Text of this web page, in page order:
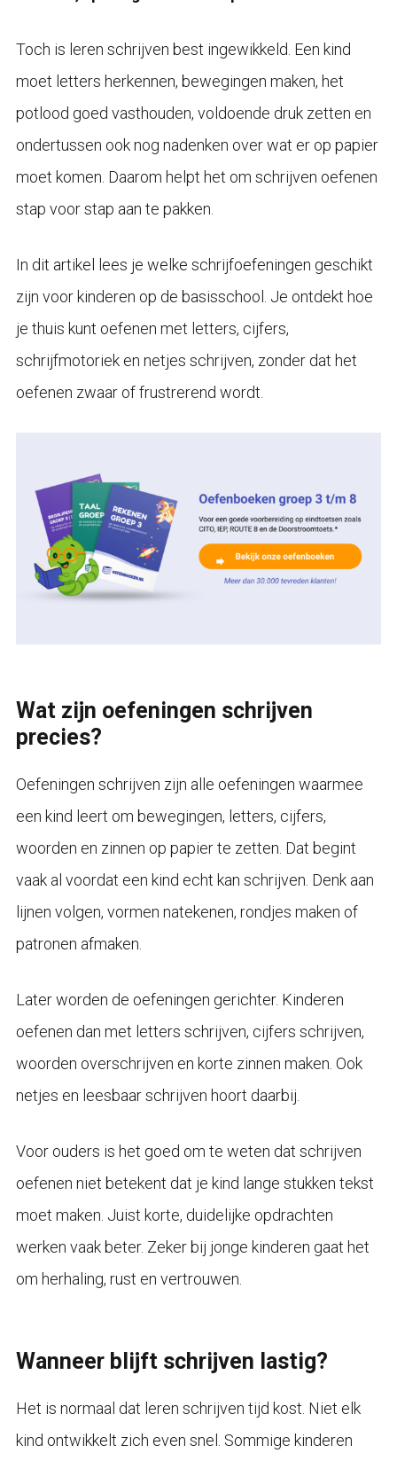
Toch is leren schrijven best ingewikkeld. Een kind
moet letters herkennen, bewegingen maken, het
potlood goed vasthouden, voldoende druk zetten en
ondertussen ook nog nadenken over wat er op papier
moet komen. Daarom helpt het om schrijven oefenen
stap voor stap aan te pakken.
In dit artikel lees je welke schrijfoefeningen geschikt
zijn voor kinderen op de basisschool. Je ontdekt hoe
je thuis kunt oefenen met letters, cijfers,
schrijfmotoriek en netjes schrijven, zonder dat het
oefenen zwaar of frustrerend wordt.
Wat zijn oefeningen schrijven
precies?
Oefeningen schrijven zijn alle oefeningen waarmee
een kind leert om bewegingen, letters, cijfers,
woorden en zinnen op papier te zetten. Dat begint
vaak al voordat een kind echt kan schrijven. Denk aan
lijnen volgen, vormen natekenen, rondjes maken of
patronen afmaken.
Later worden de oefeningen gerichter. Kinderen
oefenen dan met letters schrijven, cijfers schrijven,
woorden overschrijven en korte zinnen maken. Ook
netjes en leesbaar schrijven hoort daarbij.
Voor ouders is het goed om te weten dat schrijven
oefenen niet betekent dat je kind lange stukken tekst
moet maken. Juist korte, duidelijke opdrachten
werken vaak beter. Zeker bij jonge kinderen gaat het
om herhaling, rust en vertrouwen.
Wanneer blijft schrijven lastig?
Het is normaal dat leren schrijven tijd kost. Niet elk
kind ontwikkelt zich even snel. Sommige kinderen